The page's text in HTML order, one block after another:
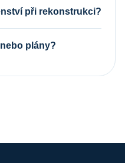
při rekonstrukci?
plány?